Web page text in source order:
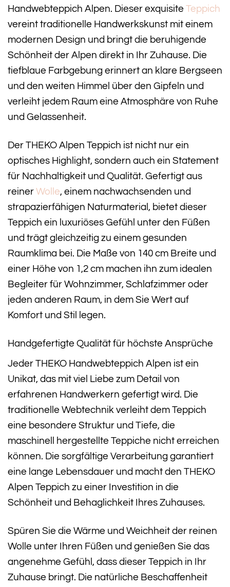
Handwebteppich Alpen. Dieser exquisite Teppich
vereint traditionelle Handwerkskunst mit einem
modernen Design und bringt die beruhigende
Schönheit der Alpen direkt in Ihr Zuhause. Die
tiefblaue Farbgebung erinnert an klare Bergseen
und den weiten Himmel über den Gipfeln und
verleiht jedem Raum eine Atmosphäre von Ruhe
und Gelassenheit.
Der THEKO Alpen Teppich ist nicht nur ein
optisches Highlight, sondern auch ein Statement
für Nachhaltigkeit und Qualität. Gefertigt aus
reiner Wolle, einem nachwachsenden und
strapazierfähigen Naturmaterial, bietet dieser
Teppich ein luxuriöses Gefühl unter den Füßen
und trägt gleichzeitig zu einem gesunden
Raumklima bei. Die Maße von 140 cm Breite und
einer Höhe von 1,2 cm machen ihn zum idealen
Begleiter für Wohnzimmer, Schlafzimmer oder
jeden anderen Raum, in dem Sie Wert auf
Komfort und Stil legen.
Handgefertigte Qualität für höchste Ansprüche
Jeder THEKO Handwebteppich Alpen ist ein
Unikat, das mit viel Liebe zum Detail von
erfahrenen Handwerkern gefertigt wird. Die
traditionelle Webtechnik verleiht dem Teppich
eine besondere Struktur und Tiefe, die
maschinell hergestellte Teppiche nicht erreichen
können. Die sorgfältige Verarbeitung garantiert
eine lange Lebensdauer und macht den THEKO
Alpen Teppich zu einer Investition in die
Schönheit und Behaglichkeit Ihres Zuhauses.
Spüren Sie die Wärme und Weichheit der reinen
Wolle unter Ihren Füßen und genießen Sie das
angenehme Gefühl, dass dieser Teppich in Ihr
Zuhause bringt. Die natürliche Beschaffenheit